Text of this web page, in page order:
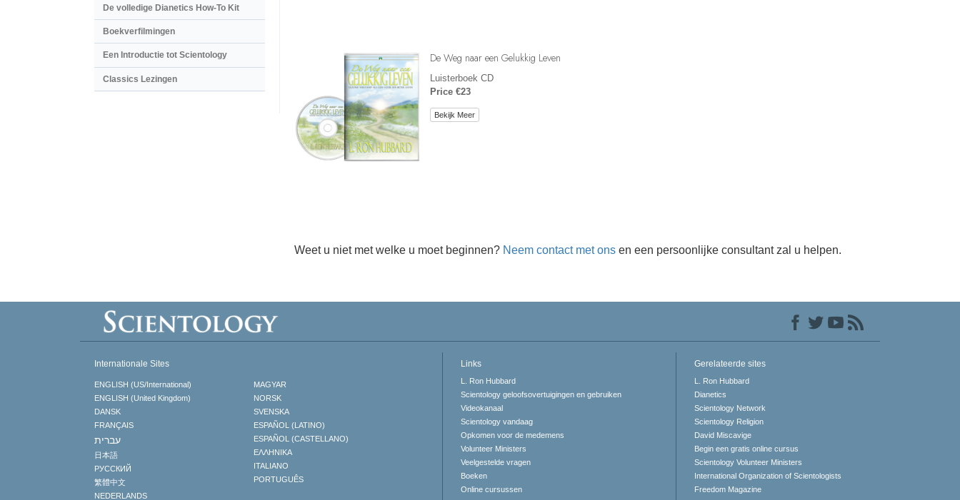
De Weg naar een Gelukkig Leven
Luisterboek CD
Price €23
Bekijk Meer
Weet u niet met welke u moet beginnen? Neem contact met ons en een persoonlijke consultant zal u helpen.
De volledige Dianetics How-To Kit
Boekverfilmingen
Een Introductie tot Scientology
Classics Lezingen
Internationale Sites
ENGLISH (US/International)
ENGLISH (United Kingdom)
DANSK
FRANÇAIS
עברית
日本語
РУССКИЙ
繁體中文
NEDERLANDS
MAGYAR
NORSK
SVENSKA
ESPAÑOL (LATINO)
ESPAÑOL (CASTELLANO)
ΕΛΛΗΝΙΚA
ITALIANO
PORTUGUÊS
Links
L. Ron Hubbard
Scientology geloofsovertuigingen en gebruiken
Videokanaal
Scientology vandaag
Opkomen voor de medemens
Volunteer Ministers
Veelgestelde vragen
Boeken
Online cursussen
Gerelateerde sites
L. Ron Hubbard
Dianetics
Scientology Network
Scientology Religion
David Miscavige
Begin een gratis online cursus
Scientology Volunteer Ministers
International Organization of Scientologists
Freedom Magazine